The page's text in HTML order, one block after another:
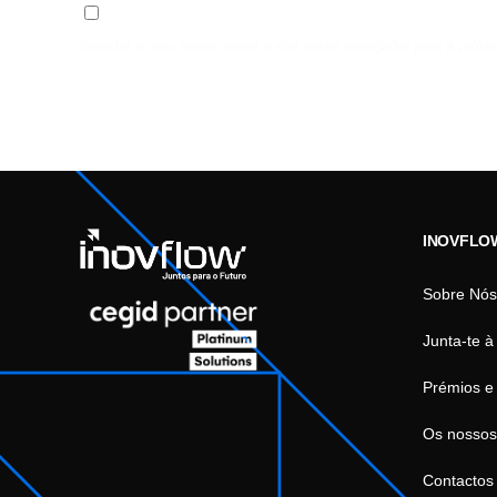
Sobre Nós
Junta-te
Prémios
Os
Contactos